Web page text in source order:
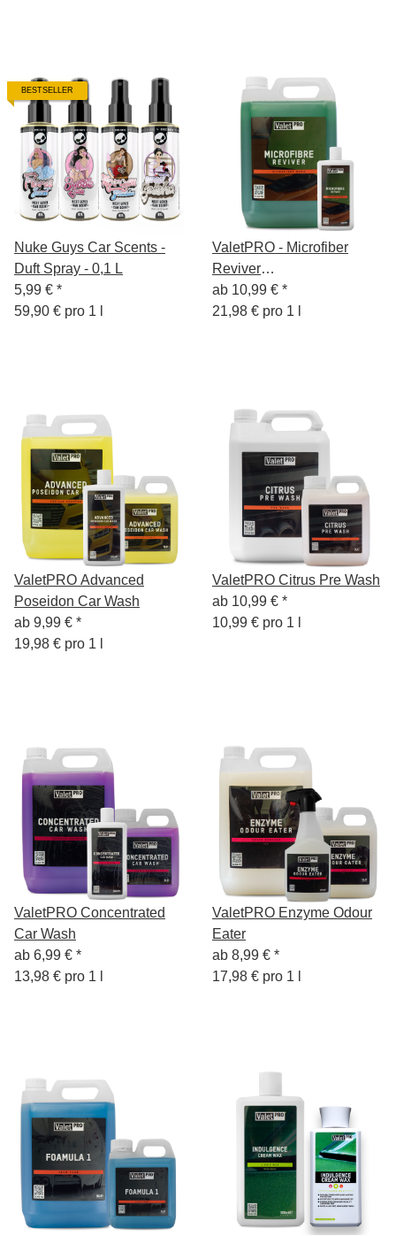
BESTSELLER
Nuke Guys Car Scents -
Duft Spray - 0,1 L
5,99 € *
59,90 € pro 1 l
ValetPRO - Microfiber
Reviver
Mikrofaserwaschmittel
ab 10,99 € *
21,98 € pro 1 l
ValetPRO Advanced
Poseidon Car Wash
ab 9,99 € *
19,98 € pro 1 l
ValetPRO Citrus Pre Wash
ab 10,99 € *
10,99 € pro 1 l
ValetPRO Concentrated
Car Wash
ab 6,99 € *
13,98 € pro 1 l
ValetPRO Enzyme Odour
Eater
ab 8,99 € *
17,98 € pro 1 l